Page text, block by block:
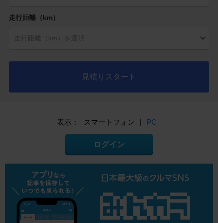
走行距離（km）
見積りスタート
表示： スマートフォン | PC
ログイン